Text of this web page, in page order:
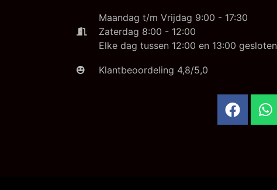
Maandag t/m Vrijdag 9:00 - 17:30
Zaterdag 8:00 - 12:00
Elke dag tussen 12:00 en 13:00 gesloten
Klantbeoordeling 4,8/5,0